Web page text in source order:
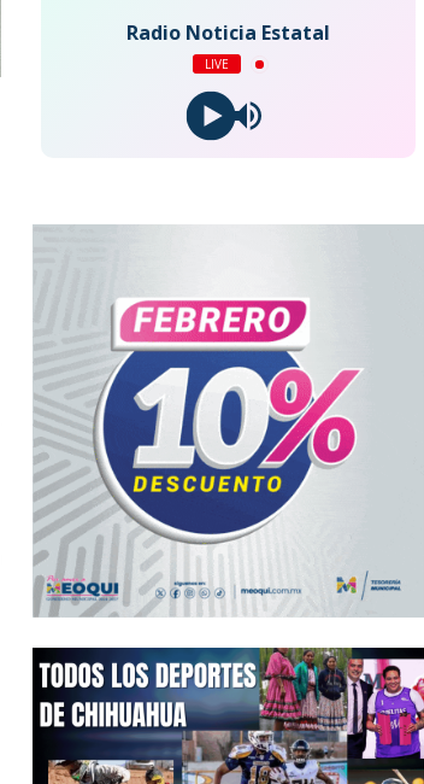
Radio Noticia Estatal
LIVE